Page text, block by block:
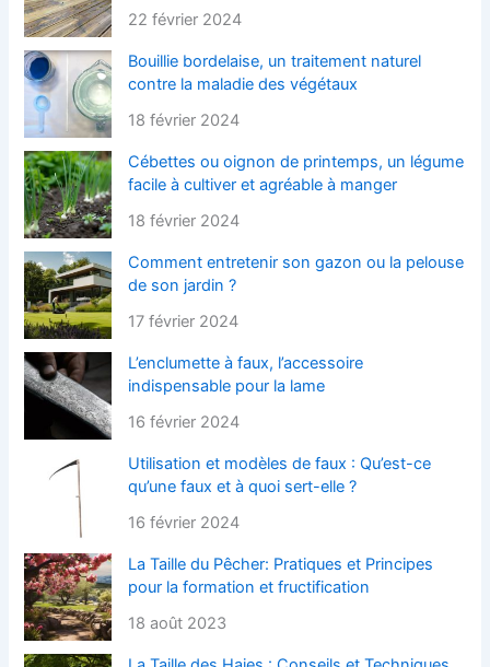
22 février 2024
Bouillie bordelaise, un traitement naturel
contre la maladie des végétaux
18 février 2024
Cébettes ou oignon de printemps, un légume
facile à cultiver et agréable à manger
18 février 2024
Comment entretenir son gazon ou la pelouse
de son jardin ?
17 février 2024
L’enclumette à faux, l’accessoire
indispensable pour la lame
16 février 2024
Utilisation et modèles de faux : Qu’est-ce
qu’une faux et à quoi sert-elle ?
16 février 2024
La Taille du Pêcher: Pratiques et Principes
pour la formation et fructification
18 août 2023